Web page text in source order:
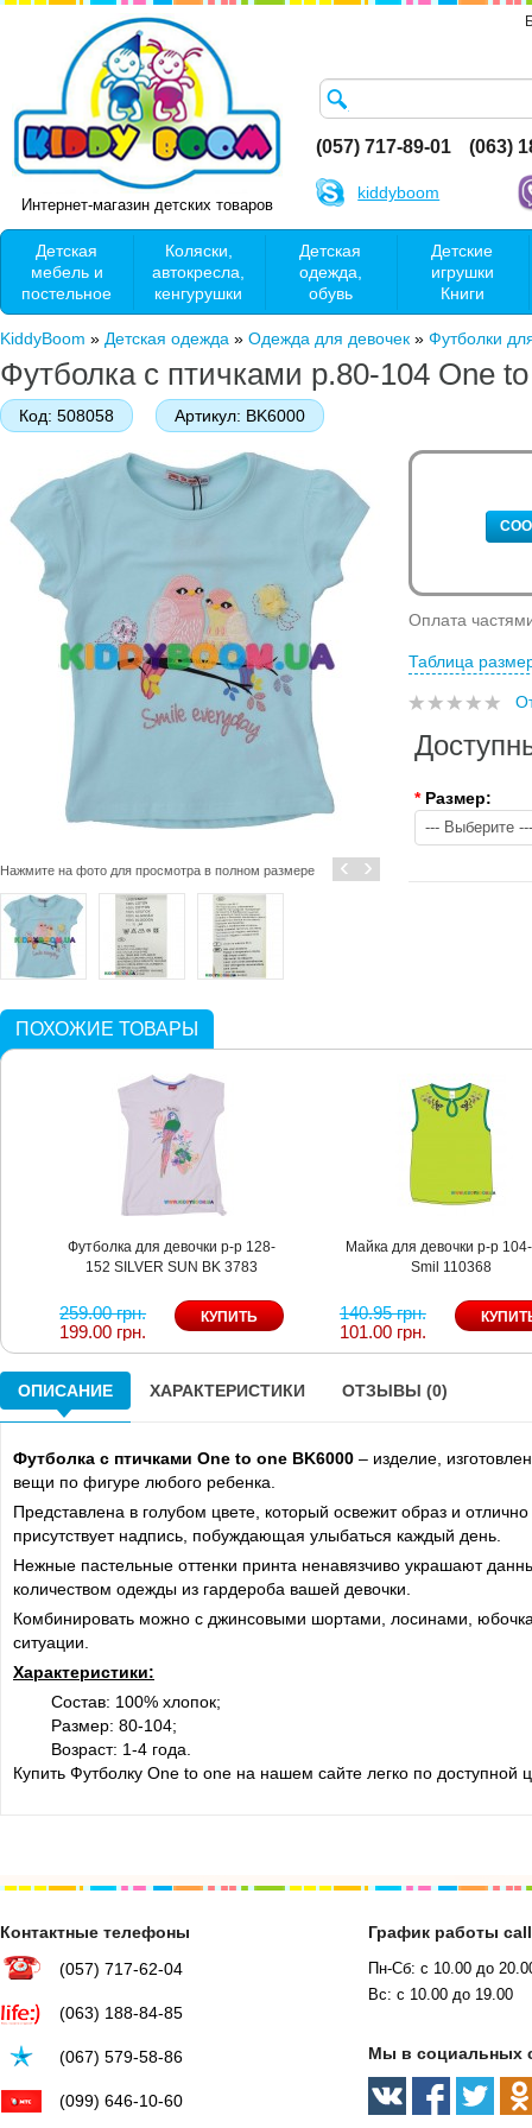
Интернет-магазин детских товаров
(057) 717-89-01 (063)
kiddyboom
Детская
мебель и
постельное
Коляски,
автокресла,
кенгурушки
Детская
одежда,
обувь
Детские
игрушки
Книги
KiddyBoom » Детская одежда » Одежда для девочек » Футболки
Футболка с птичками р.80-104 One
Код: 508058 Артикул: BK6000
Нажмите на фото для просмотра в полном размере ‹ ›
Оплата
Таблица
* Размер:
ПОХОЖИЕ ТОВАРЫ
Футболка для девочки р-р 128-
152 SILVER SUN BK 3783
259.00 грн.
199.00 грн.
Майка для девочки р-р
Smil 110368
140.95 грн.
101.00 грн.
ОПИСАНИЕ ХАРАКТЕРИСТИКИ ОТЗЫВЫ (0)
Футболка с птичками One to one BK6000 – изделие,
вещи по фигуре любого ребенка.
Представлена в голубом цвете, который освежит образ и
присутствует надпись, побуждающая улыбаться каждый день.
Нежные пастельные оттенки принта ненавязчиво украшают
количеством одежды из гардероба вашей девочки.
Комбинировать можно с джинсовыми шортами, лосинами,
ситуации.
Характеристики:
Состав: 100% хлопок;
Размер: 80-104;
Возраст: 1-4 года.
Купить Футболку One to one на нашем сайте легко по доступной
Контактные телефоны
(057) 717-62-04
(063) 188-84-85
(067) 579-58-86
(099) 646-10-60
График работы
Пн-Сб: с 10.00 до
Вс: с 10.00 до 19.00
Мы в социальных